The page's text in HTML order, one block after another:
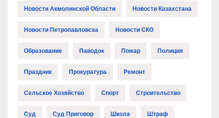
Новости Акмолинской Области Новости Казахстана
Новости Петропавловска Новости СКО
Образование Паводок Пожар Полиция
Праздник Прокуратура Ремонт
Сельское Хозяйство Спорт Строительство
Суд Суд Приговор Школа Штраф